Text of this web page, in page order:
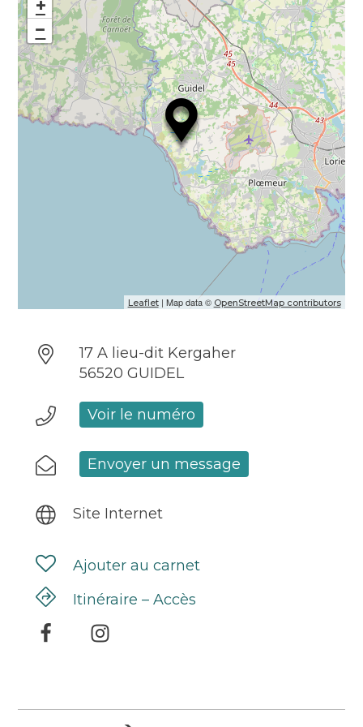
de la réserve naturelle : une expérience à
vivre en famille ou entre ami·es !
L’îlot Kergaher est un lieu à géométrie
variable pour imaginer tous les projets, avec
tous les publics, dans le respect de la nature
et de l’autre.
Langues parlées : Anglais, Espagnol
+
−
Leaflet| Map data © OpenStreetMap contributors
17 A lieu-dit Kergaher
56520 GUIDEL
Voir le numéro
Envoyer un message
Site Internet
Ajouter au carnet
Itinéraire – Accès